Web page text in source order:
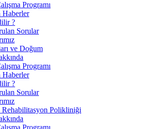
Programı
?
Sorular
ve Doğum
Programı
?
Sorular
Polikliniği
Programı